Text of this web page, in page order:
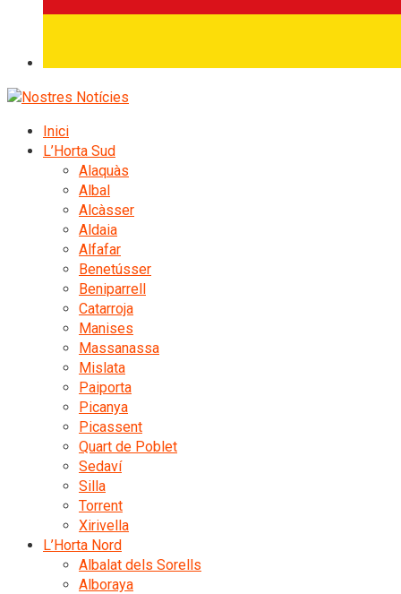
Inici
L’Horta Sud
Alaquàs
Albal
Alcàsser
Aldaia
Alfafar
Benetússer
Beniparrell
Catarroja
Manises
Massanassa
Mislata
Paiporta
Picanya
Picassent
Quart de Poblet
Sedaví
Silla
Torrent
Xirivella
L’Horta Nord
Albalat dels Sorells
Alboraya